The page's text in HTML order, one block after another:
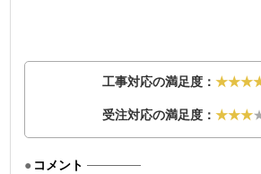
工事対応の満足度：
受注対応の満足度： ★★★
コメント